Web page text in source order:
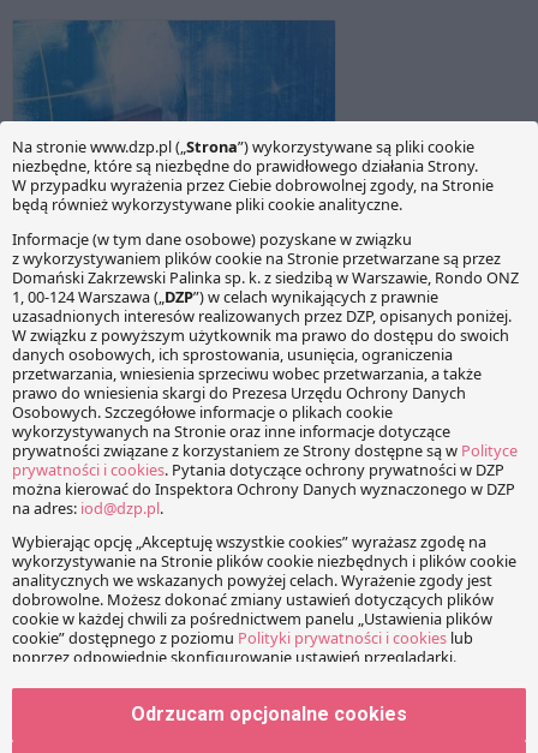
Nowa rola Administratora
Bezpieczeństwa Informacji
12 stycznia 2016 Sylwia Kuca
Po 1 stycznia 2015 r. rola Administratora Bezpieczeństwa
Informacji („ABI”) uległa znacznej zmianie w wyniku wejścia
w życie ustawy z dnia 7 listopada 2014 r. o ułatwieniu
wykonywania działalności gospodarczej, na podstawie której
wprowadzono szereg zmian do ustawy z dnia 29 sierpnia
1997 r. o ochronie danych osobowych („UODO”)[1]. ABI, […]
Odrzucam opcjonalne cookies